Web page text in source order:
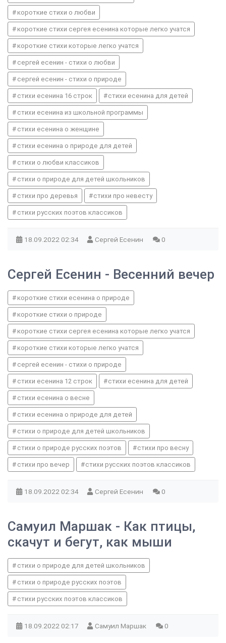
короткие стихи о любви
короткие стихи сергея есенина которые легко учатся
короткие стихи которые легко учатся
сергей есенин - стихи о любви
сергей есенин - стихи о природе
стихи есенина 16 строк стихи есенина для детей
стихи есенина из школьной программы
стихи есенина о женщине
стихи есенина о природе для детей
стихи о любви классиков
стихи о природе для детей школьников
стихи про деревья стихи про невесту
стихи русских поэтов классиков
18.09.2022 02:34 Сергей Есенин 0
Сергей Есенин - Весенний вечер
короткие стихи есенина о природе
короткие стихи о природе
короткие стихи сергея есенина которые легко учатся
короткие стихи которые легко учатся
сергей есенин - стихи о природе
стихи есенина 12 строк стихи есенина для детей
стихи есенина о весне
стихи есенина о природе для детей
стихи о природе для детей школьников
стихи о природе русских поэтов стихи про весну
стихи про вечер стихи русских поэтов классиков
18.09.2022 02:34 Сергей Есенин 0
Самуил Маршак - Как птицы,
скачут и бегут, как мыши
стихи о природе для детей школьников
стихи о природе русских поэтов
стихи русских поэтов классиков
18.09.2022 02:17 Самуил Маршак 0